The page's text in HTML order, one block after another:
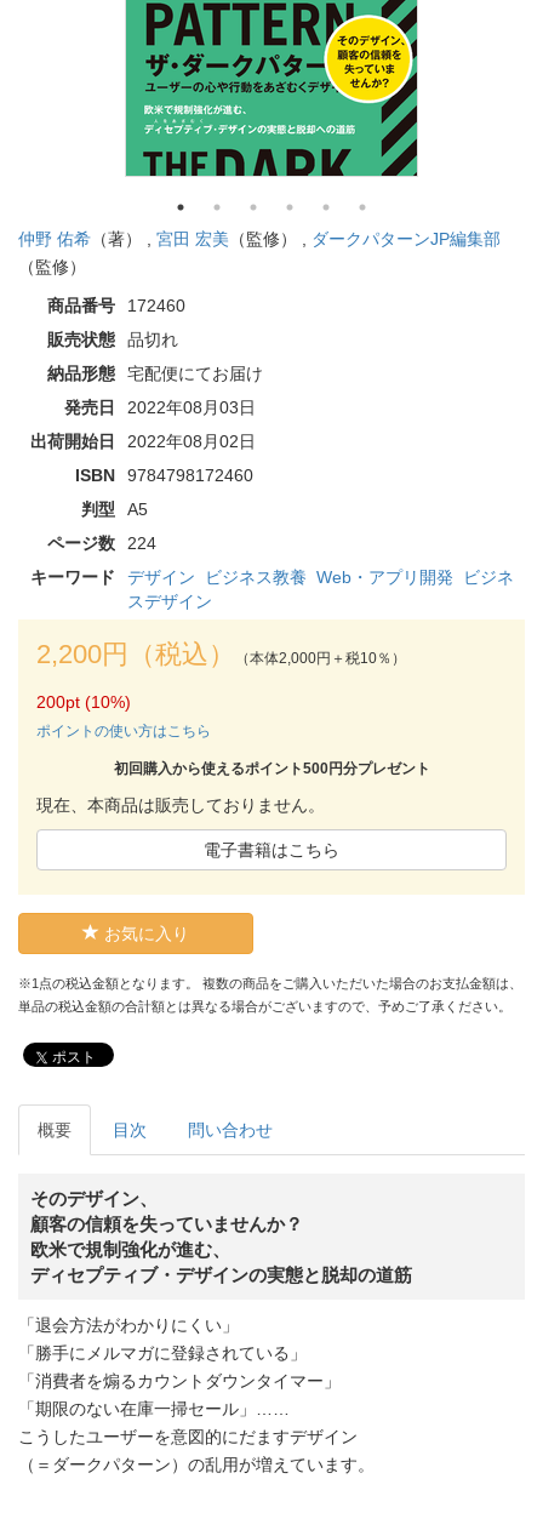
仲野 佑希 （著） , 宮田 宏美 （監修） ,
ダークパターンJP編集部
（監修）
商品番号
172460
販売状態
品切れ
納品形態
宅配便にてお届け
発売日
2022年08月03日
出荷開始日
2022年08月02日
ISBN
9784798172460
判型
A5
ページ数
224
キーワード
デザイン ビジネス教養 Web・アプリ開発
ビジネ
スデザイン
2,200円（税込） （本体2,000円＋税10％）
200pt (10%)
ポイントの使い方はこちら
初回購入から使えるポイント500円分プレゼント
現在、本商品は販売しておりません。
電子書籍はこちら
お気に入り
※1点の税込金額となります。 複数の商品をご購入いただいた場合のお支払金額は、
単品の税込金額の合計額とは異なる場合がございますので、予めご了承ください。
ポスト
概要 目次 問い合わせ
そのデザイン、
顧客の信頼を失っていませんか？
欧米で規制強化が進む、
ディセプティブ・デザインの実態と脱却の道筋
「退会方法がわかりにくい」
「勝手にメルマガに登録されている」
「消費者を煽るカウントダウンタイマー」
「期限のない在庫一掃セール」……
こうしたユーザーを意図的にだますデザイン
（＝ダークパターン）の乱用が増えています。